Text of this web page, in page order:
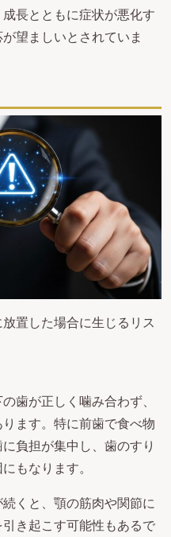
長とともに症状が悪化す
望ましいとされていま
置した場合に生じるリス
歯が正しく噛み合わず、
ます。特に前歯で食べ物
負担が集中し、歯のすり
もなります。
くと、顎の筋肉や関節に
き起こす可能性もあるで